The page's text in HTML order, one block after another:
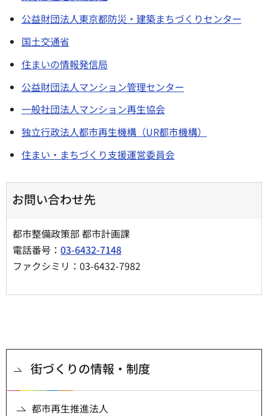
公益財団法人東京都防災・建築まちづくりセンター
国土交通省
住まいの情報発信局
公益財団法人マンション管理センター
一般社団法人マンション再生協会
独立行政法人都市再生機構（UR都市機構）
住まい・まちづくり支援運営委員会
お問い合わせ先
都市整備政策部 都市計画課
電話番号： 03-6432-7148
ファクシミリ：03-6432-7982
街づくりの情報・制度
都市再生推進法人